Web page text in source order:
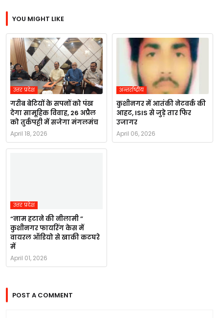
YOU MIGHT LIKE
उत्तर प्रदेश
गरीब बेटियों के सपनों को पंख
देगा सामूहिक विवाह, 26 अप्रैल
को तुर्कपट्टी में सजेगा मंगलमंच
April 18, 2026
अन्तर्राष्ट्रीय
कुशीनगर में आतंकी नेटवर्क की
आहट, ISIS से जुड़े तार फिर
उजागर
April 06, 2026
उत्तर प्रदेश
“नाम हटाने की नीलामी ”
कुशीनगर फायरिंग केस में
वायरल ऑडियो से खाकी कटघरे
में
April 01, 2026
POST A COMMENT